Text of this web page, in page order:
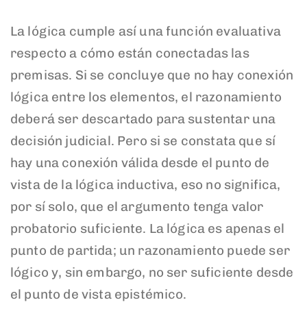
La lógica cumple así una función evaluativa
respecto a cómo están conectadas las
premisas. Si se concluye que no hay conexión
lógica entre los elementos, el razonamiento
deberá ser descartado para sustentar una
decisión judicial. Pero si se constata que sí
hay una conexión válida desde el punto de
vista de la lógica inductiva, eso no significa,
por sí solo, que el argumento tenga valor
probatorio suficiente. La lógica es apenas el
punto de partida; un razonamiento puede ser
lógico y, sin embargo, no ser suficiente desde
el punto de vista epistémico.